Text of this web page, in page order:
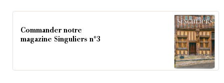
Commander notre
magazine Singuliers n°3